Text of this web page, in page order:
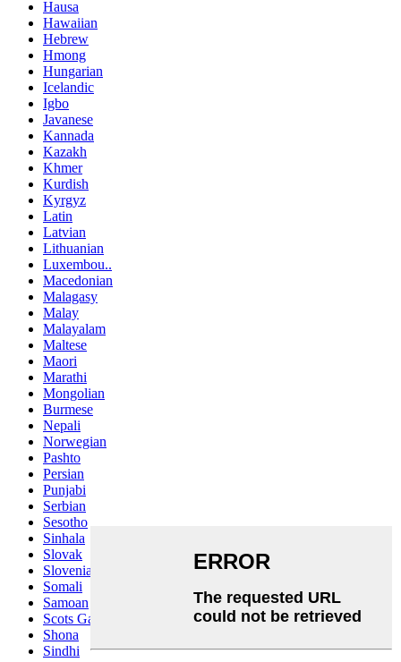
Hausa
Hawaiian
Hebrew
Hmong
Hungarian
Icelandic
Igbo
Javanese
Kannada
Kazakh
Khmer
Kurdish
Kyrgyz
Latin
Latvian
Lithuanian
Luxembou..
Macedonian
Malagasy
Malay
Malayalam
Maltese
Maori
Marathi
Mongolian
Burmese
Nepali
Norwegian
Pashto
Persian
Punjabi
Serbian
Sesotho
Sinhala
Slovak
Slovenian
Somali
Samoan
Scots Gaelic
Shona
Sindhi